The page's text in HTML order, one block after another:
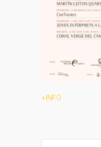
+INFO